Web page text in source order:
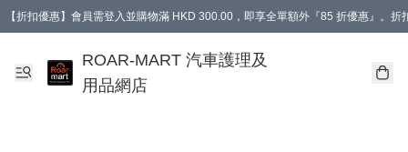
【折扣優惠】會員需登入並購物滿 HKD 300.00，即享全單額外『85 折優惠』。
【會員禮遇】會員消費滿 HKD 400.00，即可獲贈【德國LIQUI MOLY 汽車風口香
ROAR-MART 汽車護理及
用品網店